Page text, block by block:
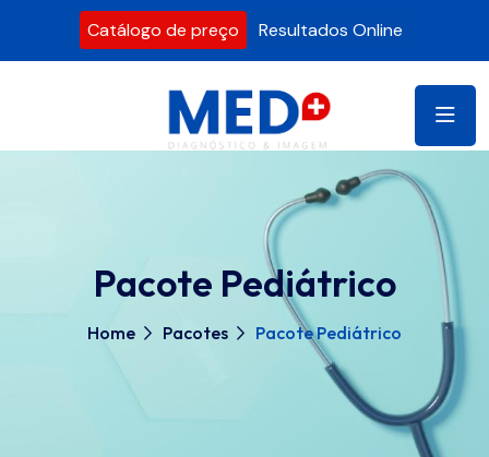
Catálogo de preço Resultados Online
Pacote Pediátrico
Home Pacotes Pacote Pediátrico